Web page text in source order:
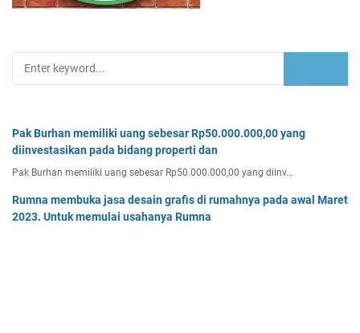
Pak Burhan memiliki uang sebesar Rp50.000.000,00 yang
diinvestasikan pada bidang properti dan
Pak Burhan memiliki uang sebesar Rp50.000.000,00 yang diinv…
Rumna membuka jasa desain grafis di rumahnya pada awal Maret
2023. Untuk memulai usahanya Rumna